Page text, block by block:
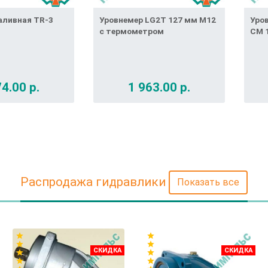
TR-3
р.
Уровнемер LG2T 127 мм М12
с термометром
1 963.00 р.
СМ
Распродажа гидравлики Показать все
СКИДКА
star
star
star
star
СКИДКА
star
star
star
star